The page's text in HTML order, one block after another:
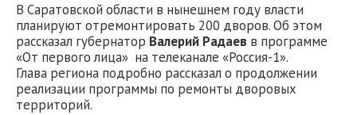
В Саратовской области в нынешнем году власти
планируют отремонтировать 200 дворов. Об этом
рассказал губернатор Валерий Радаев в программе
«От первого лица» на телеканале «Россия-1».
Глава региона подробно рассказал о продолжении
реализации программы по ремонты дворовых
территорий.